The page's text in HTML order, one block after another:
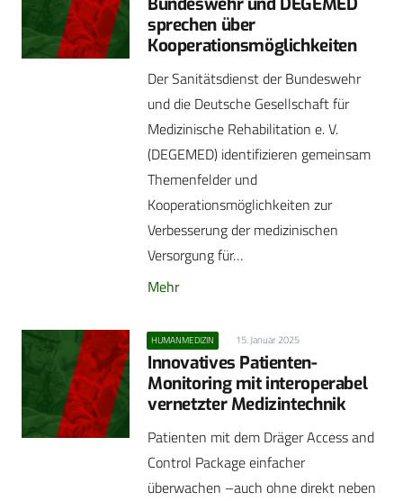
sprechen über
Kooperationsmöglichkeiten
Der Sanitätsdienst der Bundeswehr
und die Deutsche Gesellschaft für
Medizinische Rehabilitation e. V.
(DEGEMED) identifizieren gemeinsam
Themenfelder und
Kooperationsmöglichkeiten zur
Verbesserung der medizinischen
Versorgung für…
Mehr
HUMANMEDIZIN 15. Januar 2025
Innovatives Patienten-
Monitoring mit interoperabel
vernetzter Medizintechnik
Patienten mit dem Dräger Access and
Control Package einfacher
überwachen –auch ohne direkt neben